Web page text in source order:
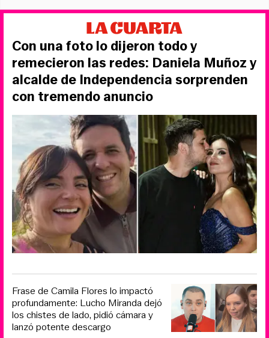
Con una foto lo dijeron todo y
remecieron las redes: Daniela Muñoz y
alcalde de Independencia sorprenden
con tremendo anuncio
Frase de Camila Flores lo impactó
profundamente: Lucho Miranda dejó
los chistes de lado, pidió cámara y
lanzó potente descargo